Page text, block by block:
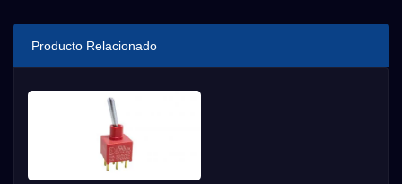
Producto Relacionado